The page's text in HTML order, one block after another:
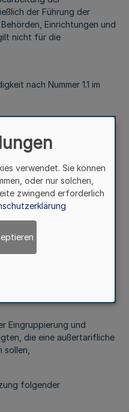
der Führung der
Einrichtungen und
nicht für die
nach Nummer 1.1 im
12 der Neufassung der
Nordrhein-Westfalen
1.1 genannten
für Inneres und
bzw. die
Ministerium.
11, 12 GOLR bleibt dem
Eingruppierung und
die eine außertarifliche
folgender
verwendet. Sie können
oder nur solchen,
zwingend erforderlich